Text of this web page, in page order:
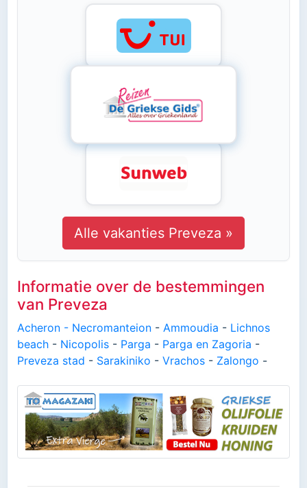
Alle vakanties Preveza »
Informatie over de bestemmingen
van Preveza
Acheron - Necromanteion - Ammoudia - Lichnos
beach - Nicopolis - Parga - Parga en Zagoria -
Preveza stad - Sarakiniko - Vrachos - Zalongo -